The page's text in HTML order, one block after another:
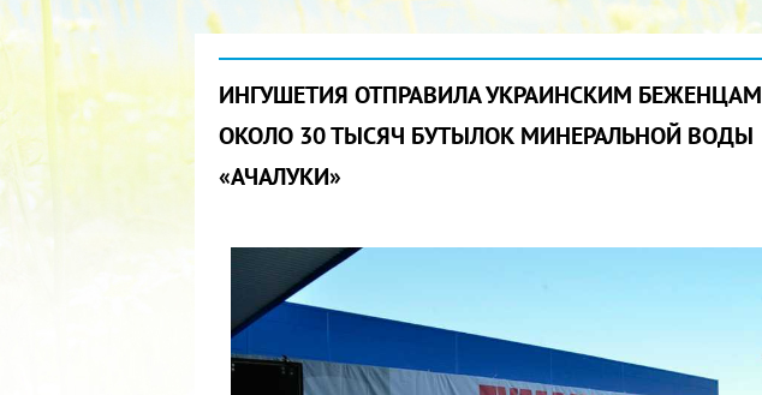
ИНГУШЕТИЯ ОТПРАВИЛА УКРАИНСКИМ БЕЖЕНЦАМ
ОКОЛО 30 ТЫСЯЧ БУТЫЛОК МИНЕРАЛЬНОЙ ВОДЫ
«АЧАЛУКИ»
2022 ГОД ПРОВОЗГЛАШЕН ГОДОМ